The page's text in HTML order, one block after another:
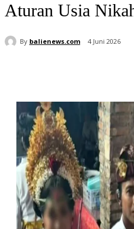
Aturan Usia
By balienews.com 4 Juni 2026